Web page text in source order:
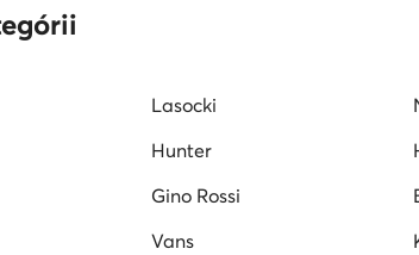
dámske
Beverly Hills Polo Club Converse tenisky
Lasocki
Hunter
Gino Rossi
Vans